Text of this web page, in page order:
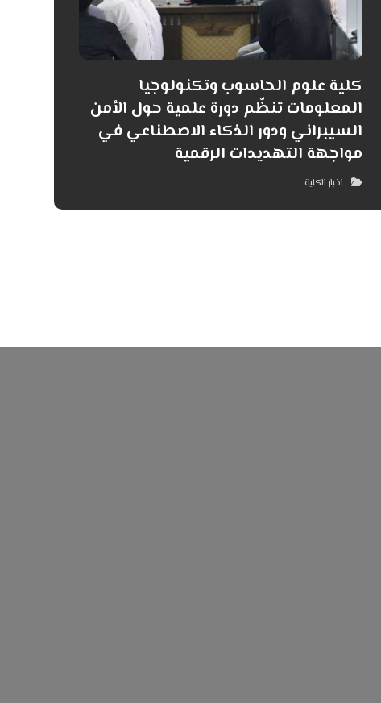
كلية علوم الحاسوب وتكنولوجيا
المعلومات تنظّم دورة علمية حول الأمن
السيبراني ودور الذكاء الاصطناعي في
مواجهة التهديدات الرقمية
اخبار الكلية